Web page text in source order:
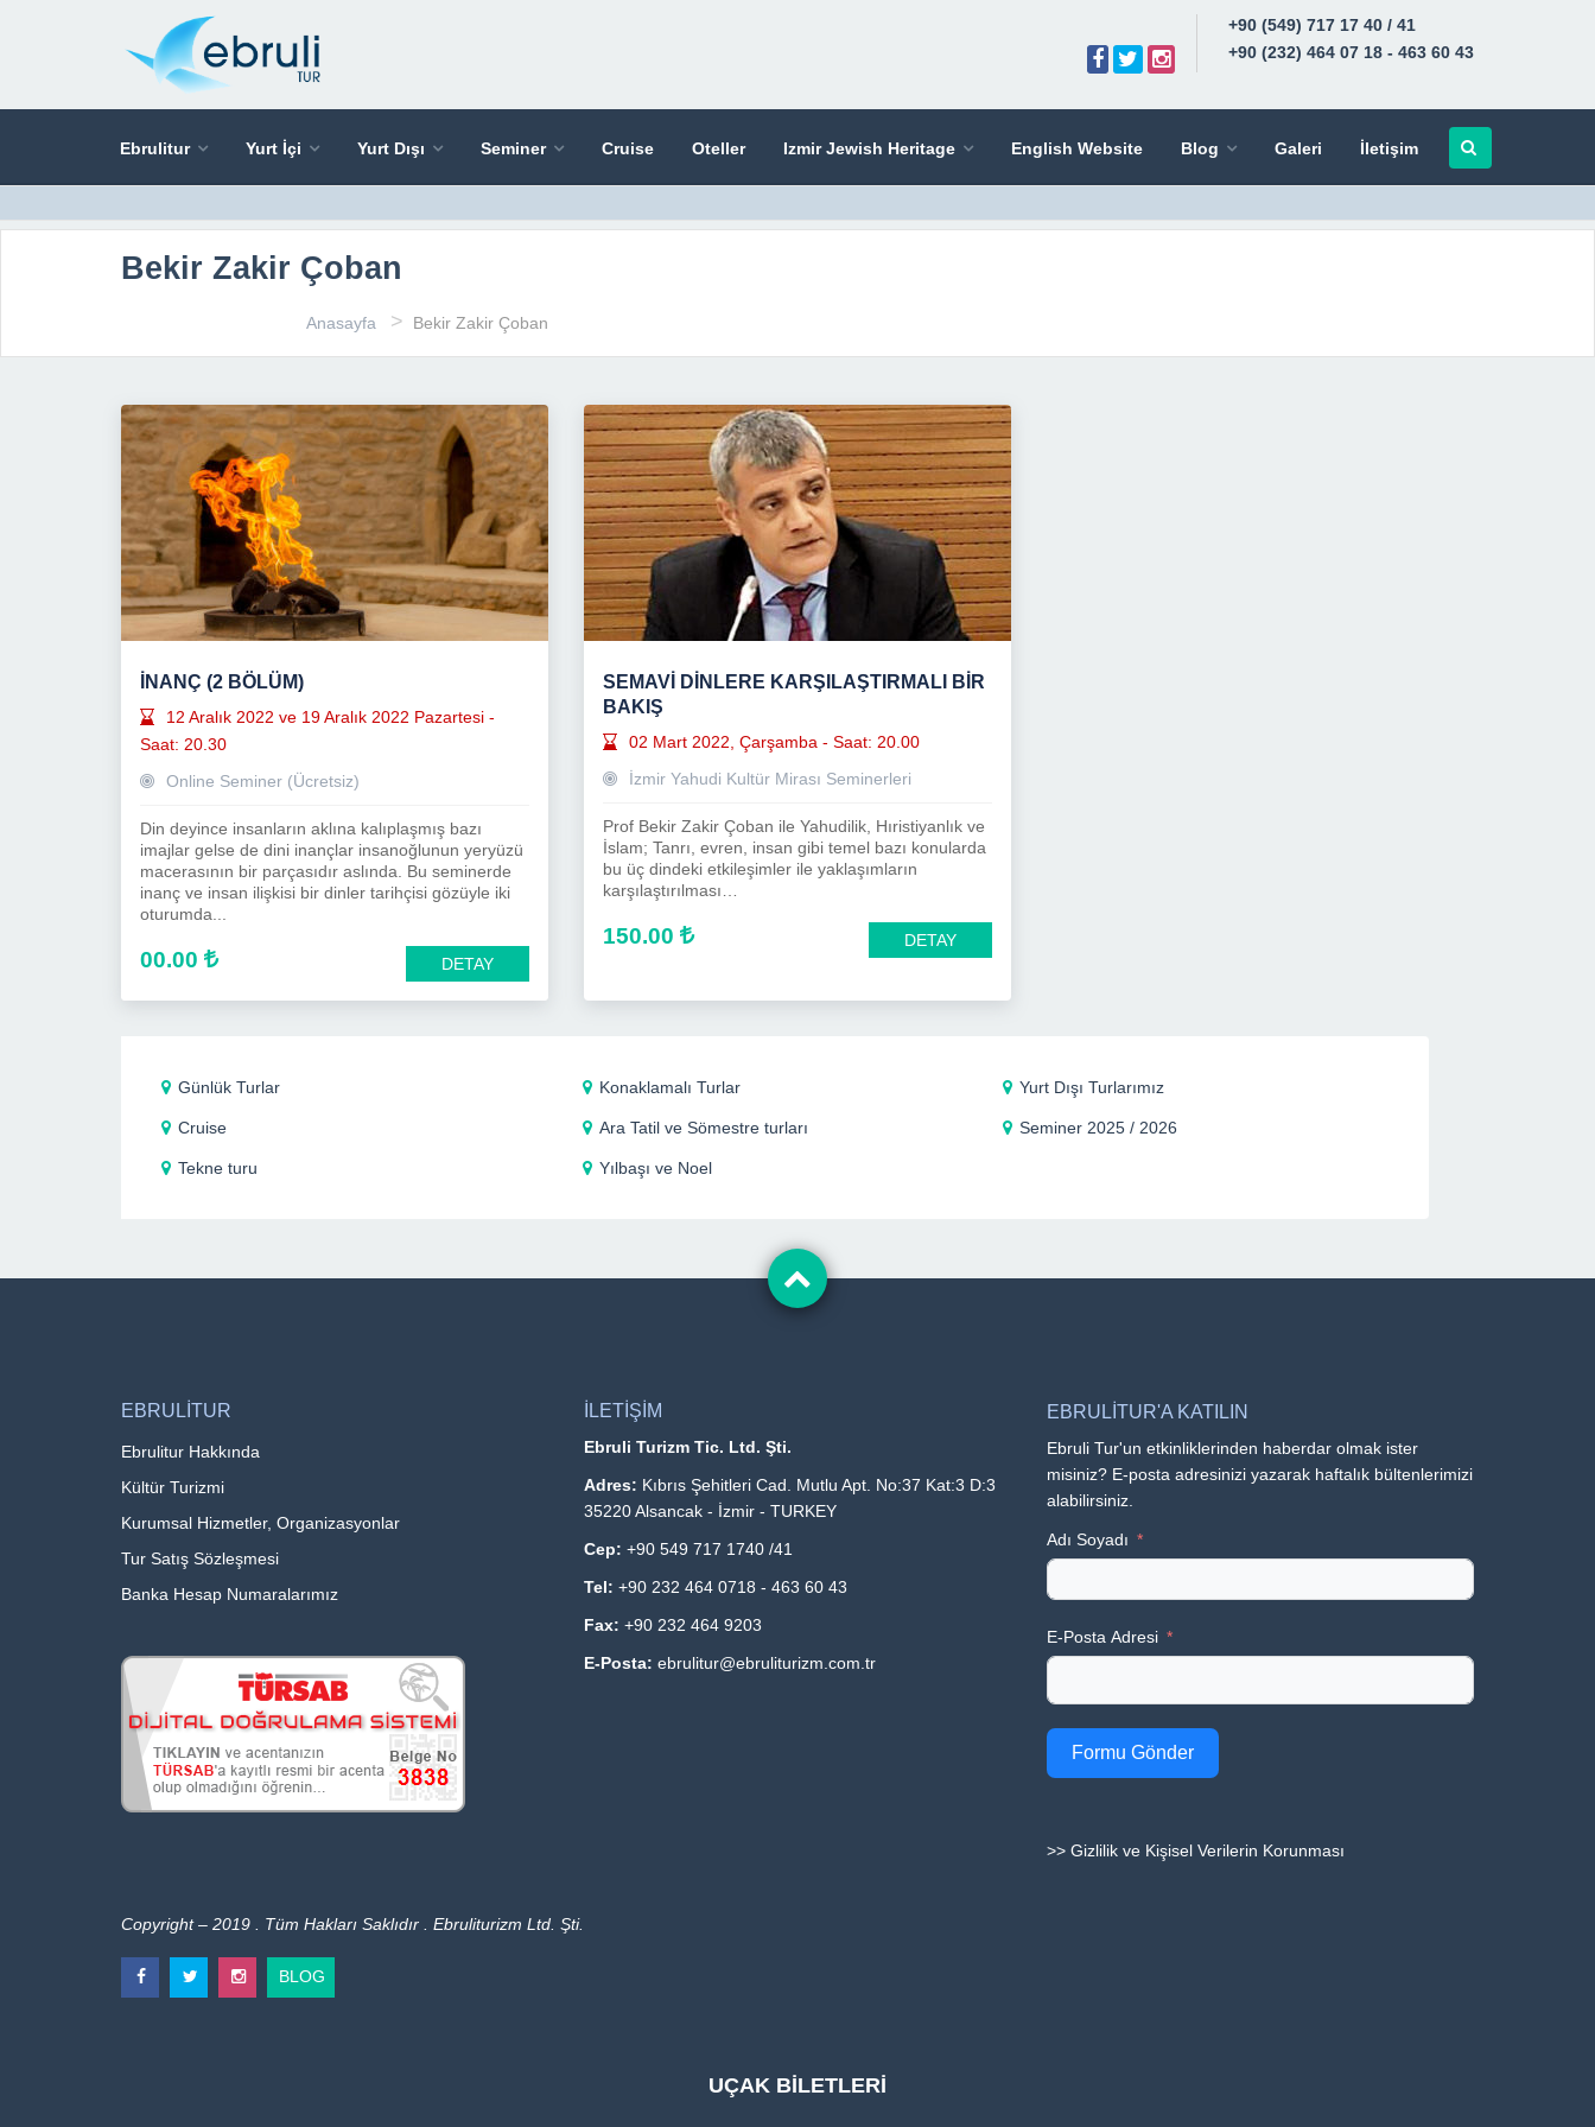
+90 (549) 717 17 40 / 41
+90 (232) 464 07 18 - 463 60 43
Ebrulitur Yurt İçi Yurt Dışı Seminer Cruise Oteller Izmir Jewish Heritage English Website Blog Galeri İletişim
Bekir Zakir Çoban
Anasayfa > Bekir Zakir Çoban
İNANÇ (2 BÖLÜM)
12 Aralık 2022 ve 19 Aralık 2022 Pazartesi -
Saat: 20.30
Online Seminer (Ücretsiz)
Din deyince insanların aklına kalıplaşmış bazı
imajlar gelse de dini inançlar insanoğlunun yeryüzü
macerasının bir parçasıdır aslında. Bu seminerde
inanç ve insan ilişkisi bir dinler tarihçisi gözüyle iki
oturumda...
00.00 DETAY
SEMAVİ DİNLERE KARŞILAŞTIRMALI BİR
BAKIŞ
02 Mart 2022, Çarşamba - Saat: 20.00
İzmir Yahudi Kultür Mirası Seminerleri
Prof Bekir Zakir Çoban ile Yahudilik, Hıristiyanlık ve
İslam; Tanrı, evren, insan gibi temel bazı konularda
bu üç dindeki etkileşimler ile yaklaşımların
karşılaştırılması…
150.00 DETAY
Günlük Turlar Konaklamalı Turlar Yurt Dışı Turlarımız
Cruise Ara Tatil ve Sömestre turları Seminer 2025 / 2026
Tekne turu Yılbaşı ve Noel
EBRULİTUR
Ebrulitur Hakkında
Kültür Turizmi
Kurumsal Hizmetler, Organizasyonlar
Tur Satış Sözleşmesi
Banka Hesap Numaralarımız
İLETİŞİM
Ebruli Turizm Tic. Ltd. Şti.
Adres: Kıbrıs Şehitleri Cad. Mutlu Apt. No:37 Kat:3 D:3
35220 Alsancak - İzmir - TURKEY
Cep: +90 549 717 1740 /41
Tel: +90 232 464 0718 - 463 60 43
Fax: +90 232 464 9203
E-Posta: ebrulitur@ebruliturizm.com.tr
EBRULİTUR'A KATILIN
Ebruli Tur'un etkinliklerinden haberdar olmak ister
misiniz? E-posta adresinizi yazarak haftalık bültenlerimizi
alabilirsiniz.
Adı Soyadı
E-Posta Adresi
Formu Gönder
>> Gizlilik ve Kişisel Verilerin Korunması
Copyright – 2019 . Tüm Hakları Saklıdır . Ebruliturizm Ltd. Şti.
BLOG
UÇAK BİLETLERİ